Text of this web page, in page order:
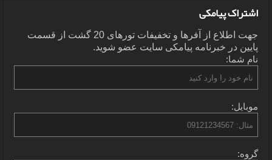
اشتراک پیامکی
جهت اطلاع از آفرها و تخفیفات تورهای 20 گشت از قسمت
پایین در خبرنامه پیامکی سایت عضو شوید.
نام شما:
موبایل:
گروه: